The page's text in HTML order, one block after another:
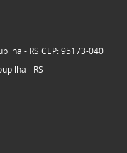
- RS CEP: 95173-040
- RS